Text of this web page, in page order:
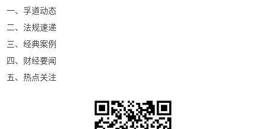
一、孚道动态
二、法规速递
三、经典案例
四、财经要闻
五、热点关注